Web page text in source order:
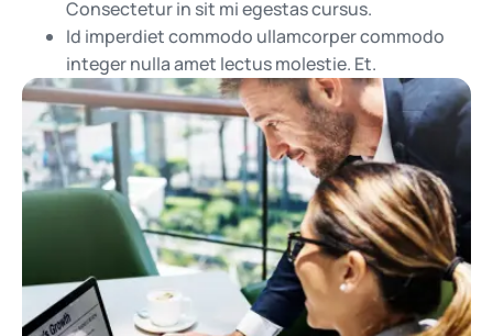
Consectetur in sit mi egestas cursus.
Id imperdiet commodo ullamcorper commodo
integer nulla amet lectus molestie. Et.